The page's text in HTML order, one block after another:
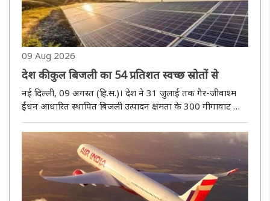
09 Aug 2026
देश की कुल बिजली का 54 प्रतिशत स्वच्छ स्रोतों से
नई दिल्ली, 09 अगस्त (हि.स.)। देश ने 31 जुलाई तक गैर-जीवाश्म
ईंधन आधारित स्थापित बिजली उत्पादन क्षमता के 300 गीगावाट का
500 गीगावाट क्षमता के लक्ष्य का 60 प्रतिशत से अधिक है। देश की
कुल विद्..